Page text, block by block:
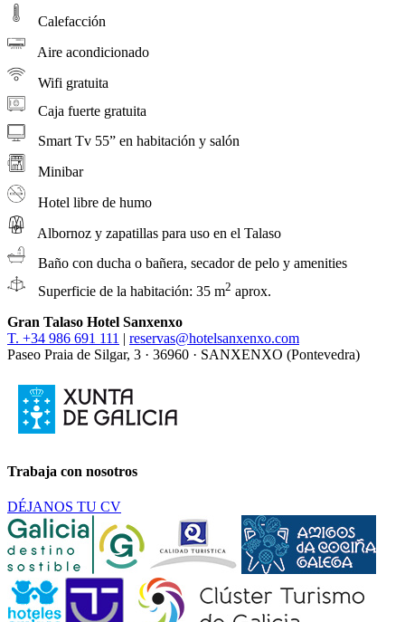
Calefacción
Aire acondicionado
Wifi gratuita
Caja fuerte gratuita
Smart Tv 55” en habitación y salón
Minibar
Hotel libre de humo
Albornoz y zapatillas para uso en el Talaso
Baño con ducha o bañera, secador de pelo y amenities
Superficie de la habitación: 35 m2 aprox.
Gran Talaso Hotel Sanxenxo
T. +34 986 691 111 | reservas@hotelsanxenxo.com
Paseo Praia de Silgar, 3 · 36960 · SANXENXO (Pontevedra)
Trabaja con nosotros
DÉJANOS TU CV